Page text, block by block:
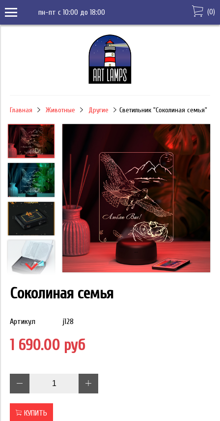
пн-пт с 10:00 до 18:00 (0)
Главная Животные Другие Светильник "Соколиная семья"
Соколиная семья
Артикул j128
1 690.00 руб
КУПИТЬ